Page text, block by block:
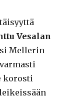
Vesalan
Mellerin
korosti